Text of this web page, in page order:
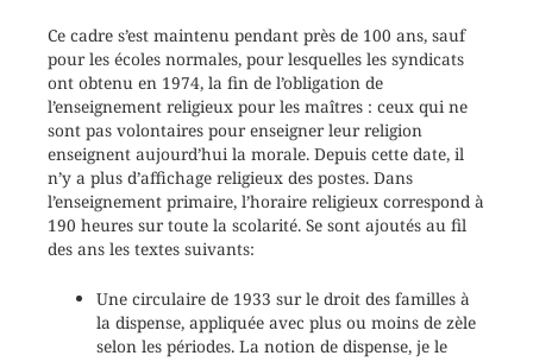
Ce cadre s’est maintenu pendant près de 100 ans, sauf
pour les écoles normales, pour lesquelles les syndicats
ont obtenu en 1974, la fin de l’obligation de
l’enseignement religieux pour les maîtres : ceux qui ne
sont pas volontaires pour enseigner leur religion
enseignent aujourd’hui la morale. Depuis cette date, il
n’y a plus d’affichage religieux des postes. Dans
l’enseignement primaire, l’horaire religieux correspond à
190 heures sur toute la scolarité. Se sont ajoutés au fil
des ans les textes suivants:
Une circulaire de 1933 sur le droit des familles à
la dispense, appliquée avec plus ou moins de zèle
selon les périodes. La notion de dispense, je le